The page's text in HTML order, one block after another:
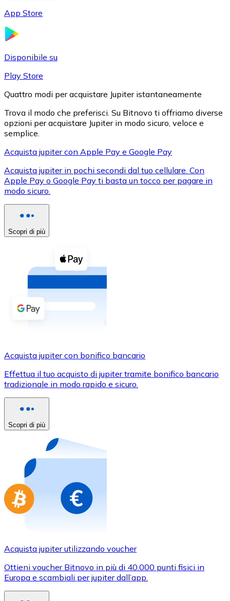
XRP
XRP
Vedi tutto
Buoni cripto
Acquista criptovalute in contanti e altri mezzi di
Acquista con contanti
Bonifico SEPA
Usa le carte Visa e Mastercard per acquistare
Acquista con carta
Acquista gift card dei tuoi marchi preferiti con
Vai al negozio di carte regalo
App Store
Disponibile su
Play Store
Quattro modi per acquistare Jupiter istantaneamente
Trova il modo che preferisci. Su Bitnovo ti offriamo diverse
opzioni per acquistare Jupiter in modo sicuro, veloce e
semplice.
Acquista jupiter con Apple Pay e Google Pay
Acquista jupiter in pochi secondi dal tuo cellulare. Con
Apple Pay o Google Pay ti basta un tocco per pagare in
modo sicuro.
Scopri di più
Acquista jupiter con bonifico bancario
Effettua il tuo acquisto di jupiter tramite bonifico bancario
tradizionale in modo rapido e sicuro.
Scopri di più
Acquista jupiter utilizzando voucher
Ottieni voucher Bitnovo in più di 40.000 punti fisici in
Europa e scambiali per jupiter dall’app.